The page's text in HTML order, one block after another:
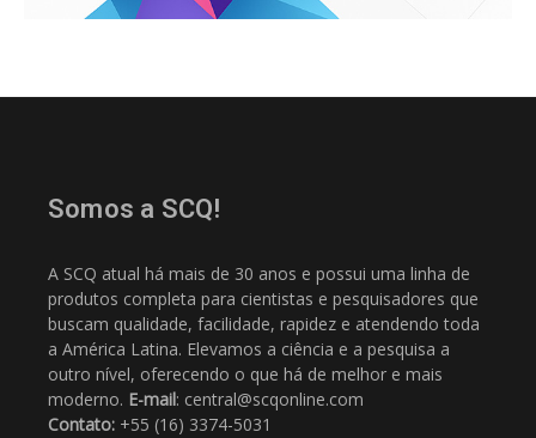
Somos a SCQ!
A SCQ atual há mais de 30 anos e possui uma linha de
produtos completa para cientistas e pesquisadores que
buscam qualidade, facilidade, rapidez e atendendo toda
a América Latina. Elevamos a ciência e a pesquisa a
outro nível, oferecendo o que há de melhor e mais
moderno. E-mail: central@scqonline.com
Contato: +55 (16) 3374-5031